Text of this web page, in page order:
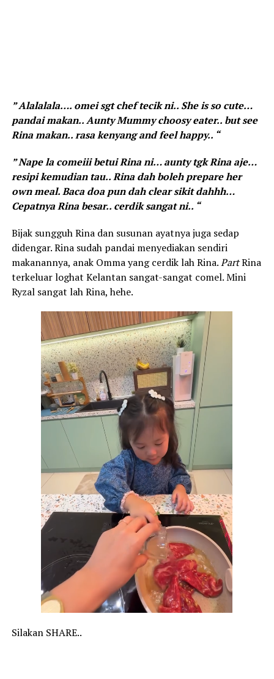
” Alalalala…. omei sgt chef tecik ni.. She is so cute…
pandai makan.. Aunty Mummy choosy eater.. but see
Rina makan.. rasa kenyang and feel happy.. “
” Nape la comeiii betui Rina ni… aunty tgk Rina aje…
resipi kemudian tau.. Rina dah boleh prepare her
own meal. Baca doa pun dah clear sikit dahhh…
Cepatnya Rina besar.. cerdik sangat ni.. “
Bijak sungguh Rina dan susunan ayatnya juga sedap
didengar. Rina sudah pandai menyediakan sendiri
makanannya, anak Omma yang cerdik lah Rina.PartRina
terkeluar loghat Kelantan sangat-sangat comel. Mini
Ryzal sangat lah Rina, hehe.
Silakan SHARE..